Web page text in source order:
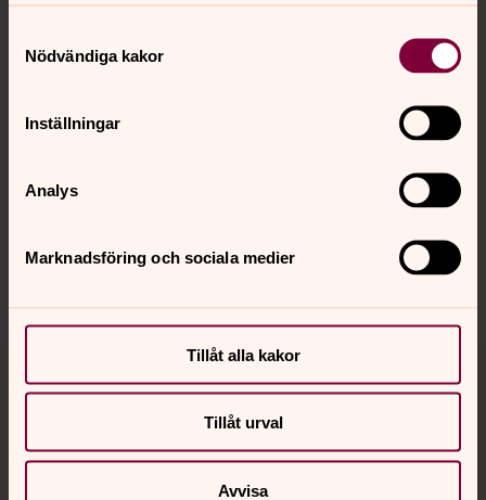
Nödvändiga kakor
Inställningar
Analys
Marknadsföring och sociala medier
Tillåt alla kakor
Tillåt urval
Avvisa
Kalender
Jourhavande präst
Akut samtals- och krisstöd. Prata eller chatta anonymt
med en präst på kvällar och nätter.